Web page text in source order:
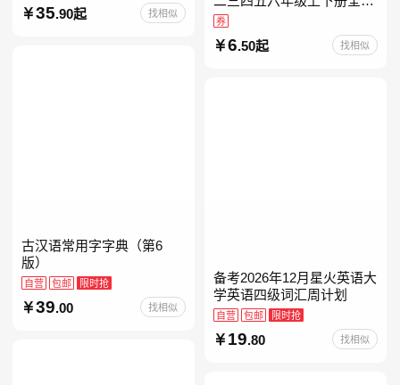
35.90起 找相似
人教版读读童谣和儿歌小鲤
鱼跳龙门和大人一起读中国
古代寓言安徒生童话学生阅
券
6.50起 找相似
古汉语常用字字典（第6
版）
自营 包邮 限时抢
39.00 找相似
备考2026年12月星火英语大
学英语四级词汇周计划
自营 包邮 限时抢
19.80 找相似